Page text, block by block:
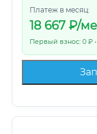
Платеж в месяц:
18 667 ₽/
Первый взнос: 0 ₽